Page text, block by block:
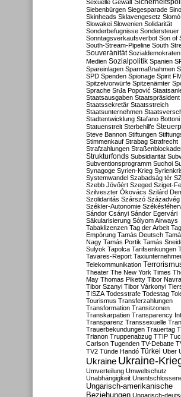
Sexuelle Gewalt
Siebenbürgen Siegesparade
Skinheads Sklavengesetz
Slowakei Slowenien Solidarität
Sonderbefugnisse Sondersteuer
Sonntagsverkaufsverbot Son of
South-Stream-Pipeline South
Souveränität Sozialdemokraten
Medien Sozialpolitik Spanien
Spareinlagen Sparmaßnahmen
SPD Spenden Spionage Spirit
Spitzelvorwürfe Spitzenämter
Sprache Srđa Popović
Staatsausgaben Staatspräsident
Staatssekretär Staatsstreich
Staatsunternehmen
Stadtentwicklung Stafano Bottoni
Statuenstreit Sterbehilfe
Steve Bannon Stiftungen
Stimmenkauf Strabag Strafrecht
Strafzahlungen
Strukturfonds Subsidiarität
Subventionsprogramm Suchoi
Synagoge Syrien-Krieg
Systemwandel Szabadság tér
Szebb Jövőért Szeged Sziget-
Szilveszter Ókovács Szilárd
Szolidaritás Szárszó Századvég
Székler-Autonomie
Sándor Csányi Sándor Egervári
Säkularisierung Sólyom Airways
Tabaklizenzen Tag der Arbeit
Empörung Tamás Deutsch
Nagy Tamás Portik Tamás
Sulyok Tapolca Tarifsenkungen
Tavares-Report
Telekommunikation
Theater The New York Times
May Thomas Piketty Tibor
Tibor Szanyi Tibor Várkonyi
TISZA Todesstrafe Todestag
Tourismus Transferzahlungen
Transformation Transitzonen
Transkarpatien Transparency
Transparenz Transsexuelle
Trauerbekundungen Trauertag
Trianon Truppenabzug TTIP
Carlson Tugenden TV-Debatte
TV2 Tünde Handó Türkei Uber
Ukraine Ukraine-
Umverteilung Umweltschutz
Unabhängigkeit
Ungarisch-amerikanische
Beziehungen Ungarisch-